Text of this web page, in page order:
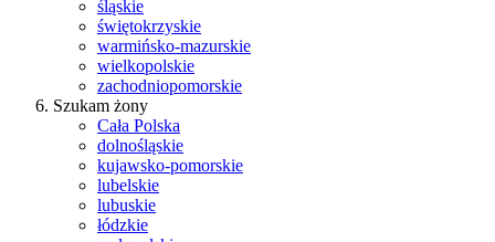
śląskie
świętokrzyskie
warmińsko-mazurskie
wielkopolskie
zachodniopomorskie
Szukam żony
Cała Polska
dolnośląskie
kujawsko-pomorskie
lubelskie
lubuskie
łódzkie